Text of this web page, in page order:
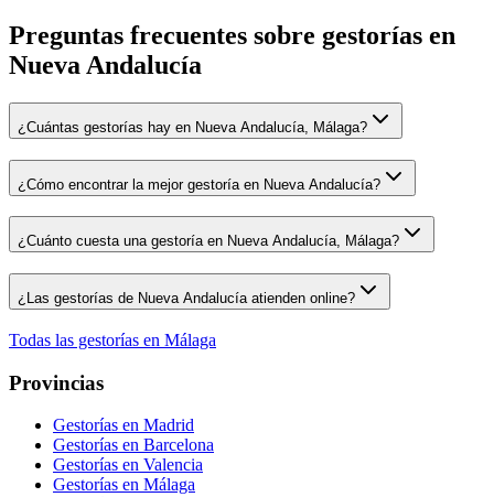
Preguntas frecuentes sobre gestorías en
Nueva Andalucía
¿Cuántas gestorías hay en Nueva Andalucía, Málaga?
¿Cómo encontrar la mejor gestoría en Nueva Andalucía?
¿Cuánto cuesta una gestoría en Nueva Andalucía, Málaga?
¿Las gestorías de Nueva Andalucía atienden online?
Todas las gestorías en Málaga
Provincias
Gestorías en Madrid
Gestorías en Barcelona
Gestorías en Valencia
Gestorías en Málaga